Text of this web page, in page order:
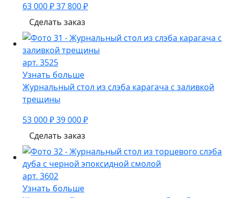
63 000 ₽37 800 ₽
Сделать заказ
арт. 3525
Узнать больше
Журнальный стол из слэба карагача с заливкой
трещины
53 000 ₽39 000 ₽
Сделать заказ
арт. 3602
Узнать больше